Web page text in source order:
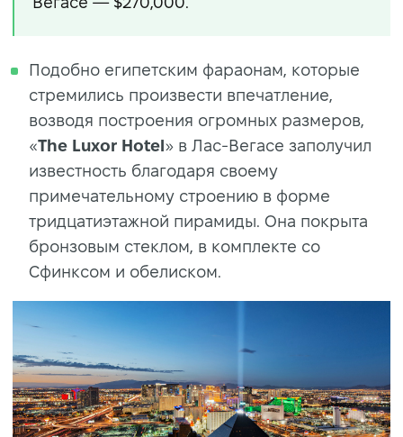
Подобно египетским фараонам, которые
стремились произвести впечатление,
возводя построения огромных размеров,
«The Luxor Hotel » в Лас-Вегасе заполучил
известность благодаря своему
примечательному строению в форме
тридцатиэтажной пирамиды. Она покрыта
бронзовым стеклом, в комплекте со
Сфинксом и обелиском.